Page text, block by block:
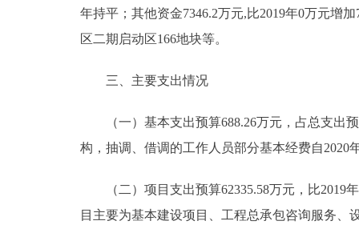
年持平；其他资金7346.2万元,比2019年0万元增
区二期启动区166地块等。
三、主要支出情况
（一）基本支出预算688.26万元，占总支出预
构，抽调、借调的工作人员部分基本经费自2020
（二）项目支出预算62335.58万元，比2019年
目主要为基本建设项目、工程总承包咨询服务、